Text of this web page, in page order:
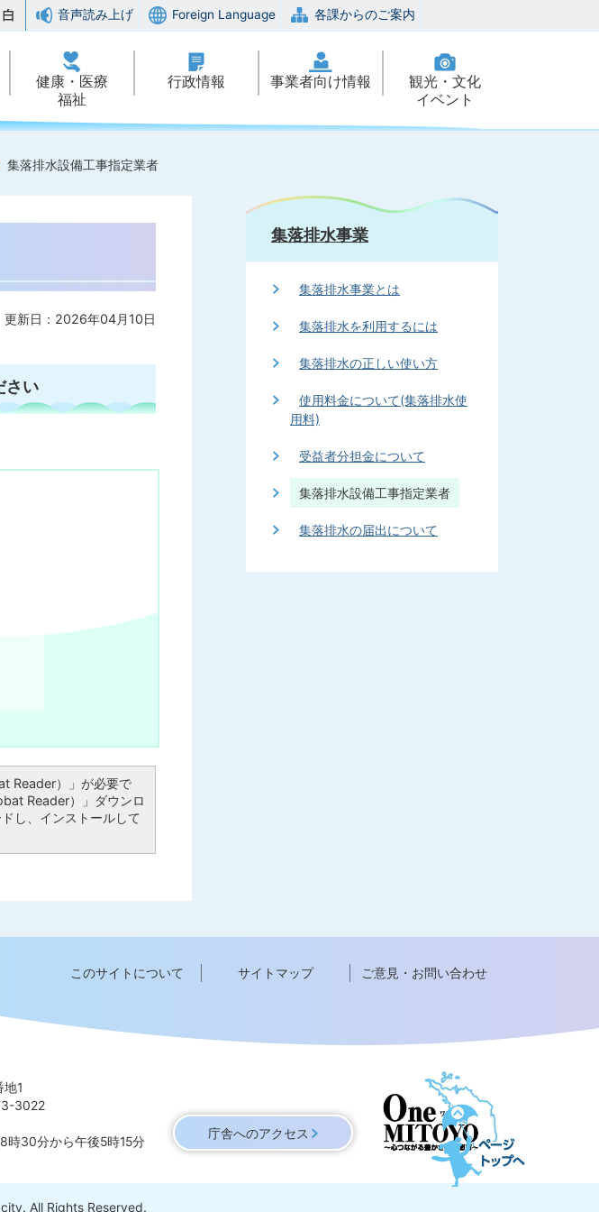
音声読み上げ Foreign Language 各課からのご案内
健康・医療
福祉
行政情報 事業者向け情報
観光・文化
イベント
集落排水設備工事指定業者
更新日：2026年04月10日
さい
Reader）」が必要で
Reader）」ダウンロ
し、インストールして
集落排水事業
集落排水事業とは
集落排水を利用するには
集落排水の正しい使い方
使用料金について(集落排水使
用料)
受益者分担金について
集落排水設備工事指定業者
集落排水の届出について
ペ
ー
ジ
このサイトについて サイトマップ ご意見・お問い合わせ
1
3022
時30分から午後5時15分
庁舎へのアクセス
All Rights Reserved.